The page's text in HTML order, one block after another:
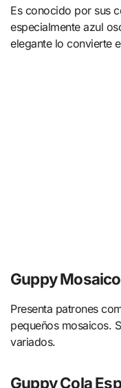
Es conocido por sus
especialmente azul
elegante lo convierte
Guppy Mosaico
Presenta patrones
pequeños mosaicos.
variados.
Guppy Cola